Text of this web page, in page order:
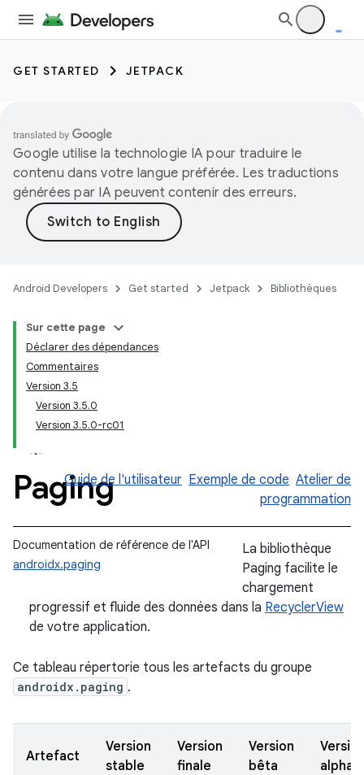
GET STARTED JETPACK
Google utilise la technologie IA pour traduire le
contenu dans votre langue préférée. Les traductions
générées par IA peuvent contenir des erreurs.
Android Developers Get started Jetpack Bibliothèques
Sur cette page
Déclarer des dépendances
Commentaires
Version 3.5
Version 3.5.0
Version 3.5.0-rc01
PagingGuide de l'utilisateur Exemple de code Atelier de
programmation
Documentation de référence de l'API
androidx.paging
La bibliothèque
Paging facilite le
chargement
progressif et fluide des données dans la RecyclerView
de votre application.
Ce tableau répertorie tous les artefacts du groupe
androidx.paging .
Artefact
Version
stable
Version
finale
Version
bêta
alpha